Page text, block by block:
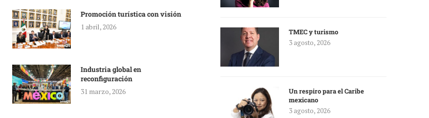
Promoción turística con visión
1 abril, 2026
Industria global en
reconfiguración
31 marzo, 2026
TMEC y turismo
3 agosto, 2026
Un respiro para el Caribe
mexicano
3 agosto, 2026